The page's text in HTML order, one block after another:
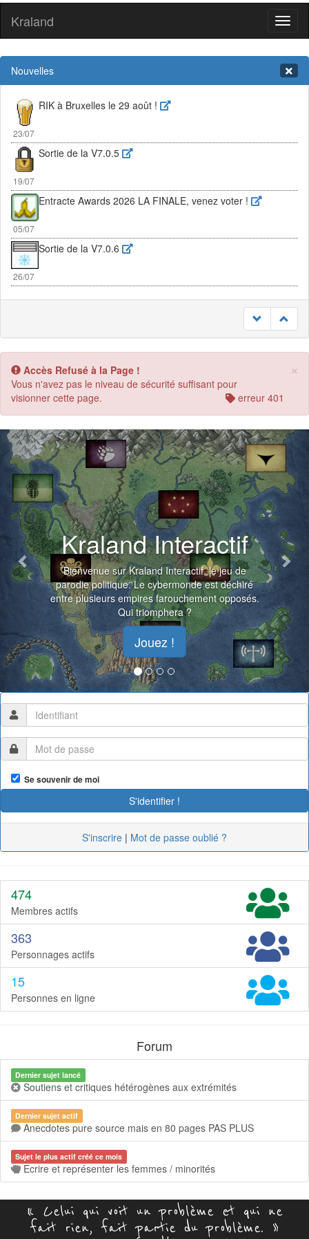
Kraland
Nouvelles
23/07
RIK à Bruxelles le 29 août !
19/07
Sortie de la V7.0.5
05/07
Entracte Awards 2026 LA FINALE, venez voter !
26/07
Sortie de la V7.0.6
×
Accès Refusé à la Page !
Vous n'avez pas le niveau de sécurité suffisant pour
visionner cette page.
erreur 401
Kraland Interactif
Bienvenue sur Kraland Interactif, le jeu de
parodie politique. Le cybermonde est déchiré
entre plusieurs empires farouchement opposés.
Qui triomphera ?
Jouez !
Previous
Se souvenir de moi
S'inscrire | Mot de passe oublié ?
474
Membres actifs
363
Personnages actifs
15
Personnes en ligne
Forum
Dernier sujet lancé
Soutiens et critiques hétérogènes aux extrémités
Dernier sujet actif
Anecdotes pure source mais en 80 pages PAS PLUS
Sujet le plus actif créé ce mois
Ecrire et représenter les femmes / minorités
« Celui qui voit un problème et qui ne
fait rien, fait partie du problème. »